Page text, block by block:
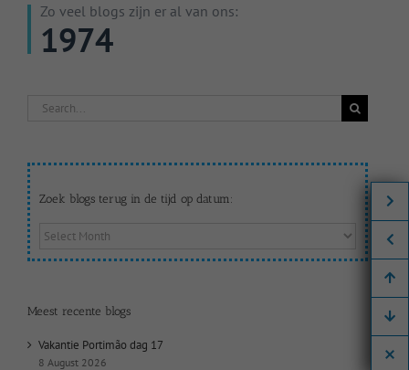
Zo veel blogs zijn er al van ons:
1974
Search
Zoek blogs terug in de tijd op datum:
Zoek
op
datum:
Meest recente blogs
Vakantie Portimão dag 17
8 August 2026